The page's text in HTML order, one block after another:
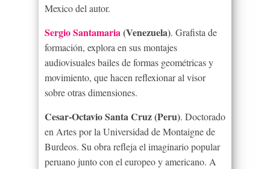
Mexico del autor.
Sergio Santamaria (Venezuela). Grafista de
formación, explora en sus montajes
audiovisuales bailes de formas geométricas y
movimiento, que hacen reflexionar al visor
sobre otras dimensiones.
Cesar-Octavio Santa Cruz (Peru). Doctorado
en Artes por la Universidad de Montaigne de
Burdeos. Su obra refleja el imaginario popular
peruano junto con el europeo y americano. A